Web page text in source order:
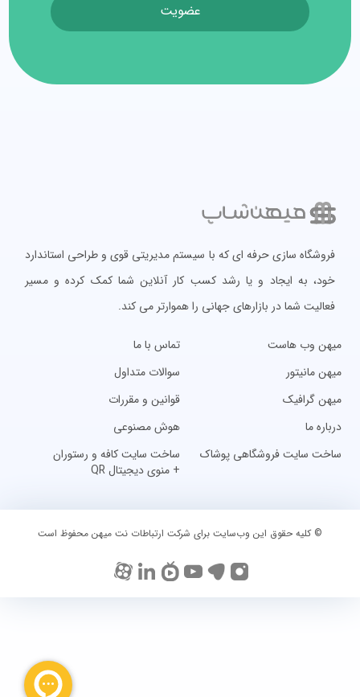
عضویت
فروشگاه سازی حرفه ای که با سیستم مدیریتی قوی و طراحی استاندارد
خود، به ایجاد و یا رشد کسب کار آنلاین شما کمک کرده و مسیر
فعالیت شما در بازارهای جهانی را هموارتر می کند.
میهن وب هاست
میهن مانیتور
میهن گرافیک
درباره ما
تماس با ما
سوالات متداول
قوانین و مقررات
هوش مصنوعی
ساخت سایت فروشگاهی پوشاک
ساخت سایت کافه و رستوران
+ منوی دیجیتال QR
© کلیه حقوق این وب‌سایت برای شرکت ارتباطات نت میهن محفوظ است